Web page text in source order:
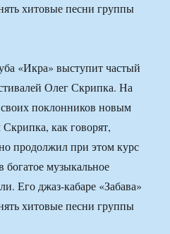
хитовые песни группы
«Икра» выступит частый
Олег Скрипка. На
поклонников новым
как говорят,
продолжил при этом курс
богатое музыкальное
Его джаз-кабаре «Забава»
хитовые песни группы